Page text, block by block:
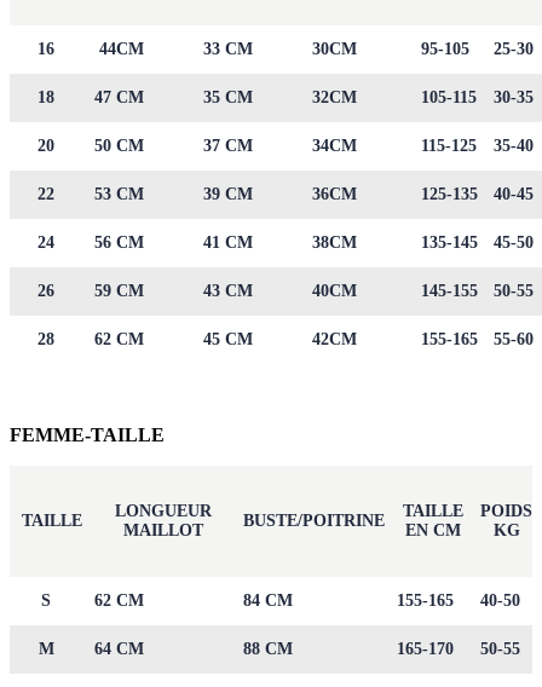
16 44CM 33 CM 30CM 95-105 25-30
18 47 CM 35 CM 32CM 105-115 30-35
20 50 CM 37 CM 34CM 115-125 35-40
22 53 CM 39 CM 36CM 125-135 40-45
24 56 CM 41 CM 38CM 135-145 45-50
26 59 CM 43 CM 40CM 145-155 50-55
28 62 CM 45 CM 42CM 155-165 55-60
FEMME-TAILLE
TAILLE
LONGUEUR
MAILLOT
BUSTE/POITRINE
TAILLE
EN CM
POIDS
KG
S 62 CM 84 CM 155-165 40-50
M 64 CM 88 CM 165-170 50-55